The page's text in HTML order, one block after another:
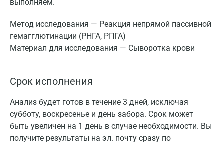
выполняем.
Метод исследования — Реакция непрямой пассивной
гемагглютинации (РНГА, РПГА)
Материал для исследования — Сыворотка крови
Срок исполнения
Анализ будет готов в течение 3 дней, исключая
субботу, воскресенье и день забора. Срок может
быть увеличен на 1 день в случае необходимости. Вы
получите результаты на эл. почту сразу по